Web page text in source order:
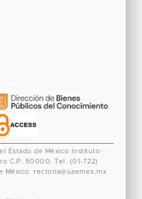
Estado de México
Instituto
C.P. 50000. Tel. (01-722)
México. rectoria@uaemex.mx